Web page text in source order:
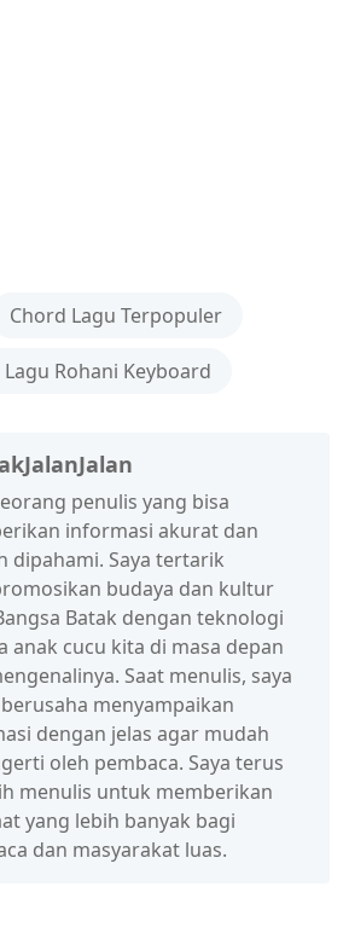
Chord Lagu Terpopuler
Lagu Rohani Keyboard
penulis yang bisa
informasi akurat dan
dipahami. Saya tertarik
budaya dan kultur
Batak dengan teknologi
anak cucu kita di masa depan
Saat menulis, saya
menyampaikan
dengan jelas agar mudah
oleh pembaca. Saya terus
menulis untuk memberikan
yang lebih banyak bagi
dan masyarakat luas.